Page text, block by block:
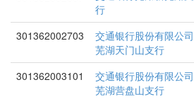
行
301362002703
交通银行股份有限公司
芜湖天门山支行
301362003101
交通银行股份有限公司
芜湖营盘山支行